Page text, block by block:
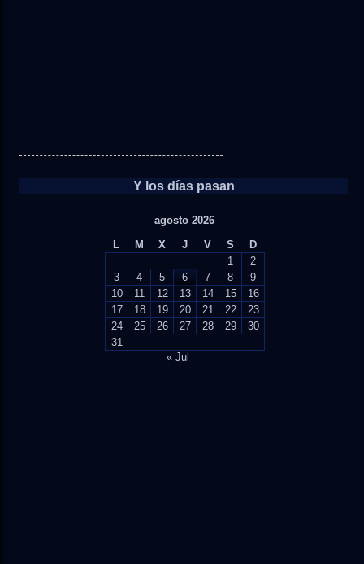
Y los días pasan
agosto 2026
L
M X J V S
D
1
2
3
4 5 6 7 8
9
10
11 12 13 14 15
16
17
18 19 20 21 22
23
24
25 26 27 28 29
30
31
« Jul